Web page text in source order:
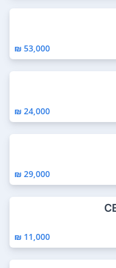
53,000 ₪
24,000 ₪
29,000 ₪
11,000 ₪